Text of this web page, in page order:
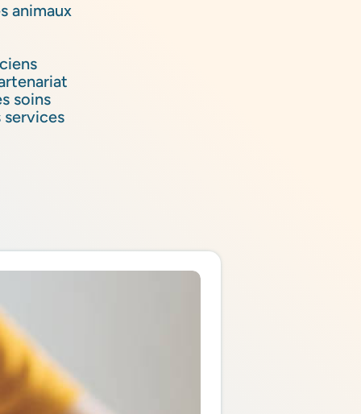
animaux
soins
services